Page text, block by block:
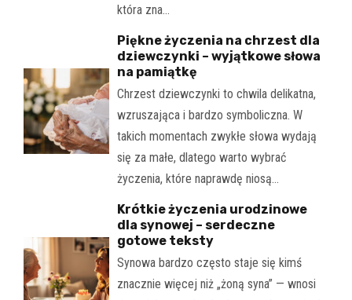
która zna…
Piękne życzenia na chrzest dla
dziewczynki – wyjątkowe słowa
na pamiątkę
Chrzest dziewczynki to chwila delikatna,
wzruszająca i bardzo symboliczna. W
takich momentach zwykłe słowa wydają
się za małe, dlatego warto wybrać
życzenia, które naprawdę niosą…
Krótkie życzenia urodzinowe
dla synowej – serdeczne
gotowe teksty
Synowa bardzo często staje się kimś
znacznie więcej niż „żoną syna” — wnosi